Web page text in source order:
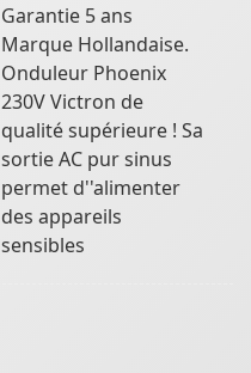
Garantie 5 ans
Marque Hollandaise.
Onduleur Phoenix
230V Victron de
qualité supérieure ! Sa
sortie AC pur sinus
permet d''alimenter
des appareils
sensibles